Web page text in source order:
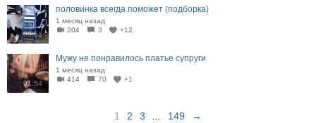
00:51
половинка всегда поможет (подборка)
1 месяц назад
204
3 +12
01:54
Мужу не понравилось платье супруги
1 месяц назад
414
70 +1
1 2 3 149 →